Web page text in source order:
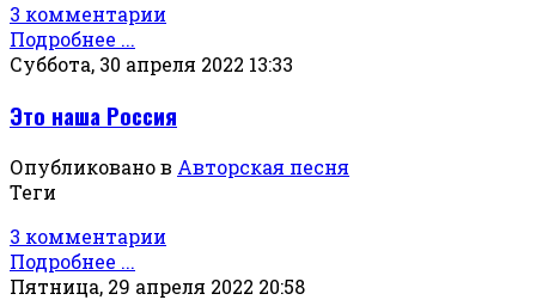
3 комментарии
Подробнее ...
Суббота, 30 апреля 2022 13:33
Это наша Россия
Опубликовано в Авторская песня
Теги
3 комментарии
Подробнее ...
Пятница, 29 апреля 2022 20:58